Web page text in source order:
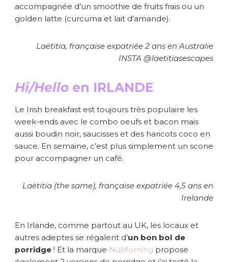
accompagnée d’un smoothie de fruits frais ou un
golden latte (curcuma et lait d’amande).
Laëtitia, française expatriée 2 ans en Australie
INSTA @laetitiasescapes
Hi/Hello en IRLANDE
Le Irish breakfast est toujours très populaire les
week-ends avec le combo oeufs et bacon mais
aussi boudin noir, saucisses et des haricots coco en
sauce. En semaine, c’est plus simplement un scone
pour accompagner un café.
Laëtitia (the same), française expatriée 4,5 ans en
Irelande
En Irlande, comme partout au UK, les locaux et
autres adeptes se régalent d’un bon bol de
porridge ! Et la marque NüMorning propose